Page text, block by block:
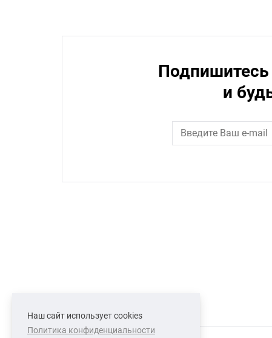
и
Наш сайт использует cookies
Политика конфиденциальности